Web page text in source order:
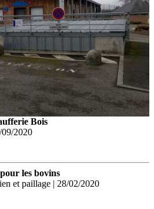
Bois
2020
les bovins
et paillage | 28/02/2020